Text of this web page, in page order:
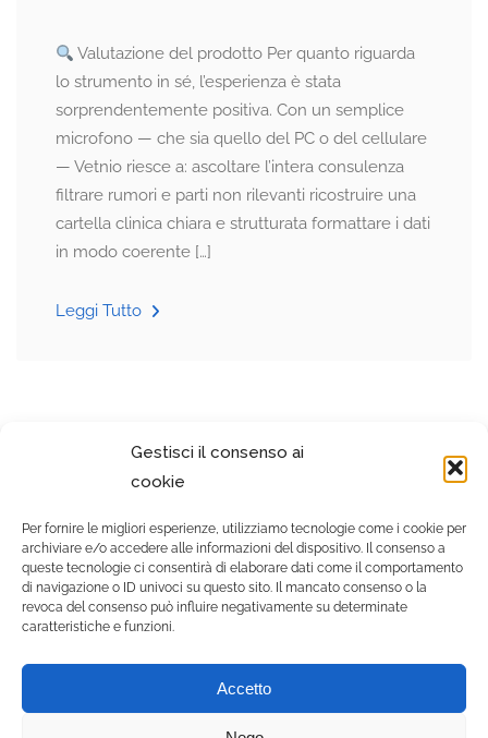
Gestisci il consenso ai
cookie
Per fornire le migliori esperienze, utilizziamo tecnologie come i cookie per
archiviare e/o accedere alle informazioni del dispositivo. Il consenso a
queste tecnologie ci consentirà di elaborare dati come il comportamento
di navigazione o ID univoci su questo sito. Il mancato consenso o la
revoca del consenso può influire negativamente su determinate
caratteristiche e funzioni.
Accetto
Valutazione del prodotto Per quanto riguarda
lo strumento in sé, l’esperienza è stata
sorprendentemente positiva. Con un semplice
microfono — che sia quello del PC o del cellulare
— Vetnio riesce a: ascoltare l’intera consulenza
filtrare rumori e parti non rilevanti ricostruire una
cartella clinica chiara e strutturata formattare i dati
in modo coerente […]
Leggi Tutto
© 2021 Gruppo Zooiatra
srls - Tutti i diritti riservati. |
P.IVA 12556500010 |